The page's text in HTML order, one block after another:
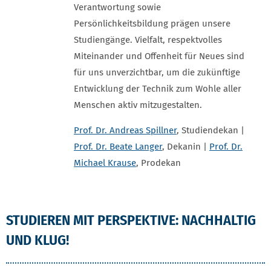
Verantwortung sowie
Persönlichkeitsbildung prägen unsere
Studiengänge. Vielfalt, respektvolles
Miteinander und Offenheit für Neues sind
für uns unverzichtbar, um die zukünftige
Entwicklung der Technik zum Wohle aller
Menschen aktiv mitzugestalten.
Prof. Dr. Andreas Spillner, Studiendekan |
Prof. Dr. Beate Langer, Dekanin | Prof. Dr.
Michael Krause, Prodekan
STUDIEREN MIT PERSPEKTIVE: NACHHALTIG
UND KLUG!